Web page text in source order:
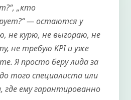
„кто
— остаются у
не курю, не выгораю, не
не требую KPI и уже
Я просто беру лида за
того специалиста или
где ему гарантированно